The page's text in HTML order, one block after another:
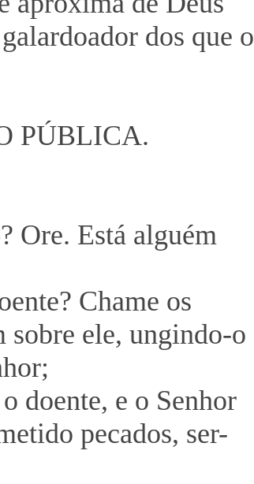
dos que o
PÚBLICA.
Ore. Está alguém
Chame os
sobre ele, ungindo-o
doente, e o Senhor
pecados, ser-